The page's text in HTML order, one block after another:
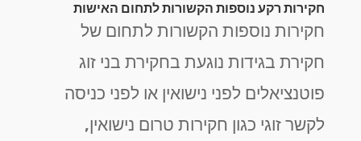
חקירות רקע נוספות הקשורות לתחום האישות
חקירות נוספות הקשורות לתחום של
חקירת בגידות נוגעת בחקירת בני זוג
פוטנציאלים לפני נישואין או לפני כניסה
לקשר זוגי כגון חקירות טרום נישואין,